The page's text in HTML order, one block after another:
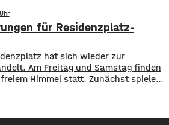
um ihr Erspartes gebracht. ​Laut
mithilfe von KI täuschen echte
Empfehlungen von prominenten
echte
für Residenzplatz-
hat sich wieder zur
Am Freitag und Samstag finden
Himmel statt. Zunächst spielen